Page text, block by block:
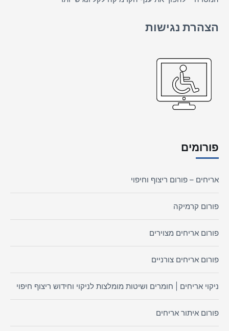
הצהרת נגישות
פורומים
אריחים – פורום ריצוף וחיפוי
פורום קרמיקה
פורום אריחים מצוירים
פורום אריחים צורניים
ניקוי אריחים | חומרים ושיטות מומלצות לניקוי וחידוש ריצוף חיפוי
פורום איתור אריחים